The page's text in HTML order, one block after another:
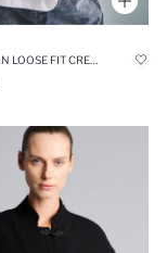
100% COTTON LOOSE FIT CREW NECK WHITE T-SHIRT